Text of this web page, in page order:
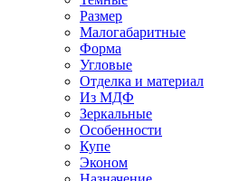
Размер
Малогабаритные
Форма
Угловые
Отделка и материал
Из МДФ
Зеркальные
Особенности
Купе
Эконом